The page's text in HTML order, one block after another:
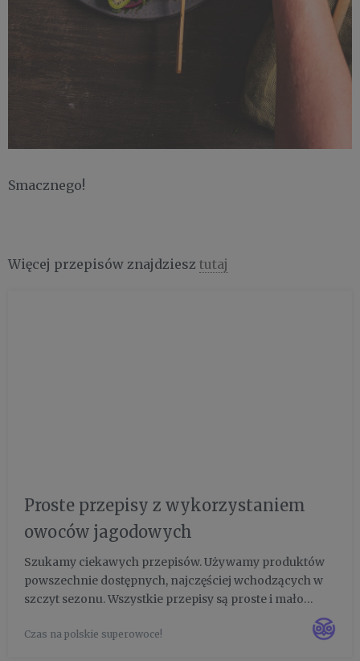
Smacznego!
Więcej przepisów znajdziesz tutaj
Proste przepisy z wykorzystaniem
owoców jagodowych
Szukamy ciekawych przepisów. Używamy produktów
powszechnie dostępnych, najczęściej wchodzących w
szczyt sezonu. Wszystkie przepisy są proste i mało
minut.
Czas na polskie superowoce!